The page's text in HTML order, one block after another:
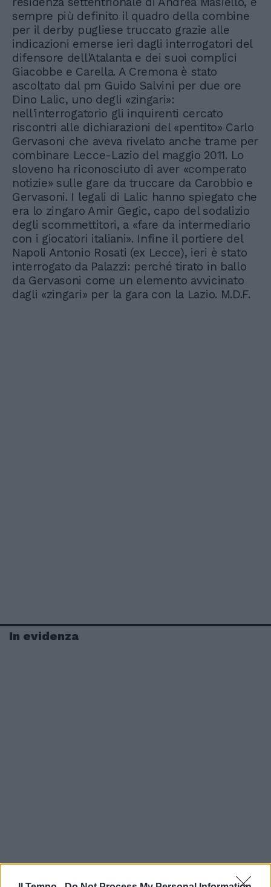
sempre più definito il quadro della combine
per il derby pugliese truccato grazie alle
indicazioni emerse ieri dagli interrogatori del
difensore dell'Atalanta e dei suoi complici
Giacobbe e Carella. A Cremona è stato
ascoltato dal pm Guido Salvini per due ore
Dino Lalic, uno degli «zingari»:
nell'interrogatorio gli inquirenti cercato
riscontri alle dichiarazioni del «pentito» Carlo
Gervasoni che aveva rivelato anche trame per
combinare Lecce-Lazio del maggio 2011. Lo
sloveno ha riconosciuto di aver «comperato
notizie» sulle gare da truccare da Carobbio e
Gervasoni. I legali di Lalic hanno spiegato che
era lo zingaro Amir Gegic, capo del sodalizio
degli scommettitori, a «fare da intermediario
con i giocatori italiani». Infine il portiere del
Napoli Antonio Rosati (ex Lecce), ieri è stato
interrogato da Palazzi: perché tirato in ballo
da Gervasoni come un elemento avvicinato
dagli «zingari» per la gara con la Lazio. M.D.F.
In evidenza